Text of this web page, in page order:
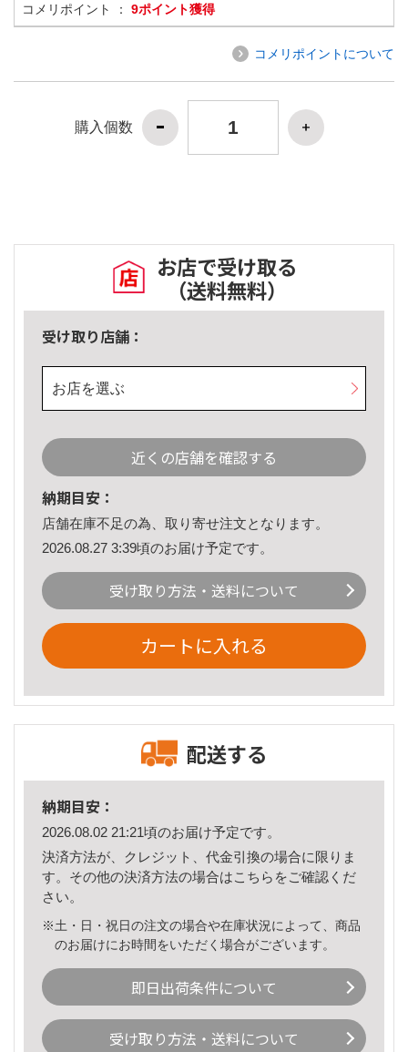
コメリポイント ： 9ポイント獲得
コメリポイントについて
購入個数
お店で受け取る
（送料無料）
受け取り店舗：
お店を選ぶ
近くの店舗を確認する
納期目安：
店舗在庫不足の為、取り寄せ注文となります。
2026.08.27 3:39頃のお届け予定です。
受け取り方法・送料について
カートに入れる
配送する
納期目安：
2026.08.02 21:21頃のお届け予定です。
決済方法が、クレジット、代金引換の場合に限りま
す。その他の決済方法の場合はこちら をご確認くだ
さい。
※土・日・祝日の注文の場合や在庫状況によって、商品
のお届けにお時間をいただく場合がございます。
即日出荷条件について
受け取り方法・送料について